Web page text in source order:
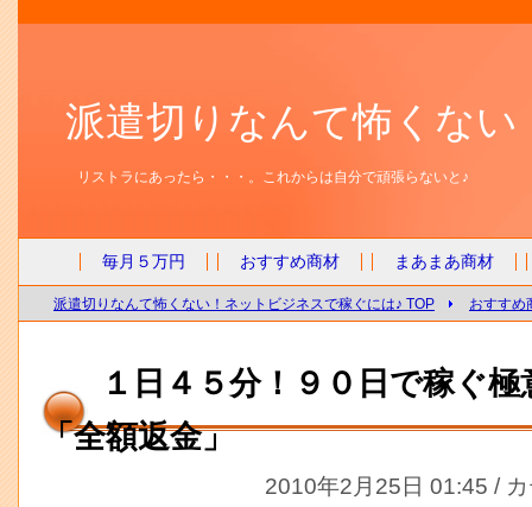
派遣切りなんて怖くな
リストラにあったら・・・。これからは自分で頑張らないと♪
毎月５万円 おすすめ商材 まあまあ商材
派遣切りなんて怖くない！ネットビジネスで稼ぐには♪ TOP おすすめ
１日４５分！９０日で稼ぐ
「全額返金」
2010年2月25日 01:45 /